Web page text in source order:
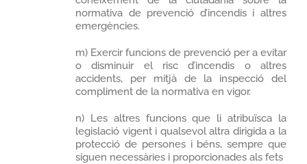
normativa de prevenció d’incendis i altres
emergències.
m) Exercir funcions de prevenció per a evitar
o disminuir el risc d’incendis o altres
accidents, per mitjà de la inspecció del
compliment de la normativa en vigor.
n) Les altres funcions que li atribuïsca la
legislació vigent i qualsevol altra dirigida a la
protecció de persones i béns, sempre que
siguen necessàries i proporcionades als fets